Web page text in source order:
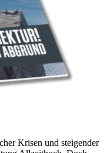
Krisen und steigender